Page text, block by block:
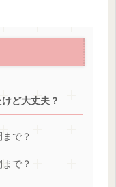
ど大丈夫？
で？
で？